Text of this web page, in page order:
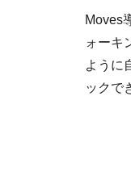
Moves
ォーキ
ように
ックで